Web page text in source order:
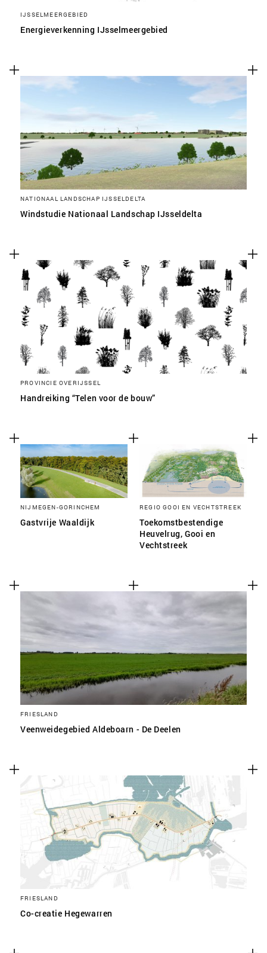
IJSSELMEERGEBIED
Energieverkenning IJsselmeergebied
NATIONAAL LANDSCHAP IJSSELDELTA
Windstudie Nationaal Landschap IJsseldelta
PROVINCIE OVERIJSSEL
Handreiking “Telen voor de bouw”
NIJMEGEN-GORINCHEM
Gastvrije Waaldijk
REGIO GOOI EN VECHTSTREEK
Toekomstbestendige
Heuvelrug, Gooi en
Vechtstreek
FRIESLAND
Veenweidegebied Aldeboarn - De Deelen
FRIESLAND
Co-creatie Hegewarren